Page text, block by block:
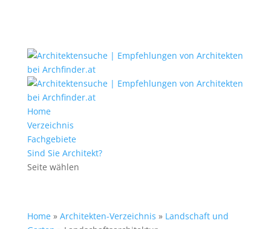
Home
Verzeichnis
Fachgebiete
Sind Sie Architekt?
Seite wählen
Home» Architekten-Verzeichnis » Landschaft und